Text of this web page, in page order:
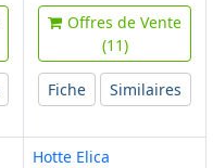
Offres de Vente
(11)
Fiche Similaires
Hotte Elica